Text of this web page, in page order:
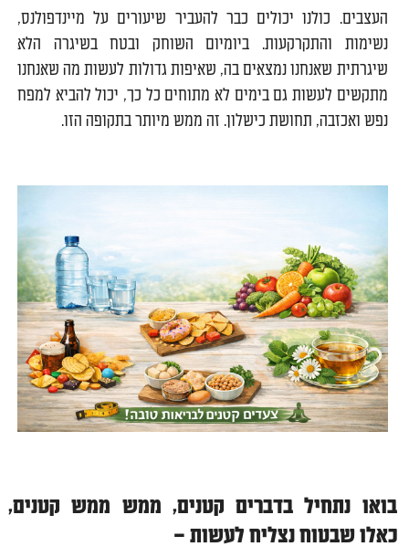
העצבים. כולנו יכולים כבר להעביר שיעורים על מיינדפולנס,
נשימות והתקרקעות. ביומיום השוחק ובטח בשיגרה הלא
שיגרתית שאנחנו נמצאים בה, שאיפות גדולות לעשות מה שאנחנו
מתקשים לעשות גם בימים לא מתוחים כל כך, יכול להביא למפח
נפש ואכזבה, תחושת כישלון. זה ממש מיותר בתקופה הזו.
בואו נתחיל בדברים קטנים, ממש ממש קטנים,
כאלו שבטוח נצליח לעשות –